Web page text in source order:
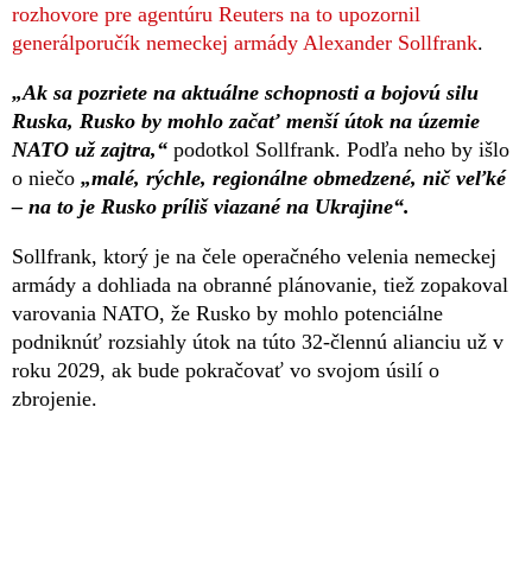
rozhovore pre agentúru Reuters na to upozornil
generálporučík nemeckej armády Alexander Sollfrank.
„Ak sa pozriete na aktuálne schopnosti a bojovú silu
Ruska, Rusko by mohlo začať menší útok na územie
NATO už zajtra,“ podotkol Sollfrank. Podľa neho by išlo
o niečo „malé, rýchle, regionálne obmedzené, nič veľké
– na to je Rusko príliš viazané na Ukrajine“.
Sollfrank, ktorý je na čele operačného velenia nemeckej
armády a dohliada na obranné plánovanie, tiež zopakoval
varovania NATO, že Rusko by mohlo potenciálne
podniknúť rozsiahly útok na túto 32-člennú alianciu už v
roku 2029, ak bude pokračovať vo svojom úsilí o
zbrojenie.